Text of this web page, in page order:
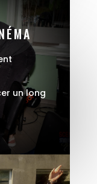
un long